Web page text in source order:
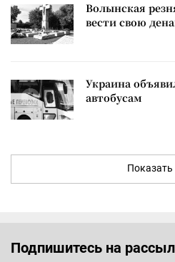
Волынская
вести свою
Украина
автобусам
Подпишитесь на